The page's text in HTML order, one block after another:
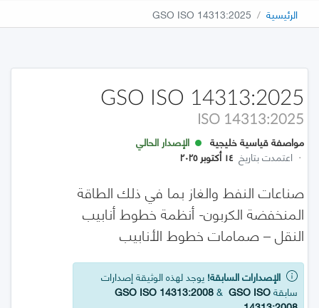
الرئيسية GSO ISO 14313:2025
GSO ISO 14313:2025
ISO 14313:2025
مواصفة قياسية خليجية
الإصدار الحالي
· اعتمدت بتاريخ ١٤ أكتوبر ٢٠٢٥
صناعات النفط والغاز بما في ذلك الطاقة
المنخفضة الكربون- أنظمة خطوط أنابيب
النقل – صمامات خطوط الأنابيب
الإصدارات السابقة! يوجد لهذه الوثيقة إصدارات
سابقة
GSO ISO 14313:2008& GSO ISO